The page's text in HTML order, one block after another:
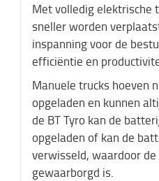
Met volledig elektrische
sneller worden
inspanning voor de
efficiëntie en
Manuele trucks hoeven
opgeladen en kunnen
de BT Tyro kan de
opgeladen of kan de
verwisseld, waardoor
gewaarborgd is.